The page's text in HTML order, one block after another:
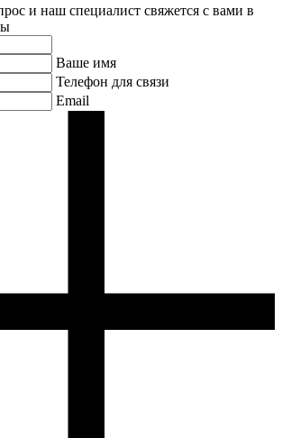
и наш специалист свяжется с вами в
Ваше имя
Телефон для связи
Email